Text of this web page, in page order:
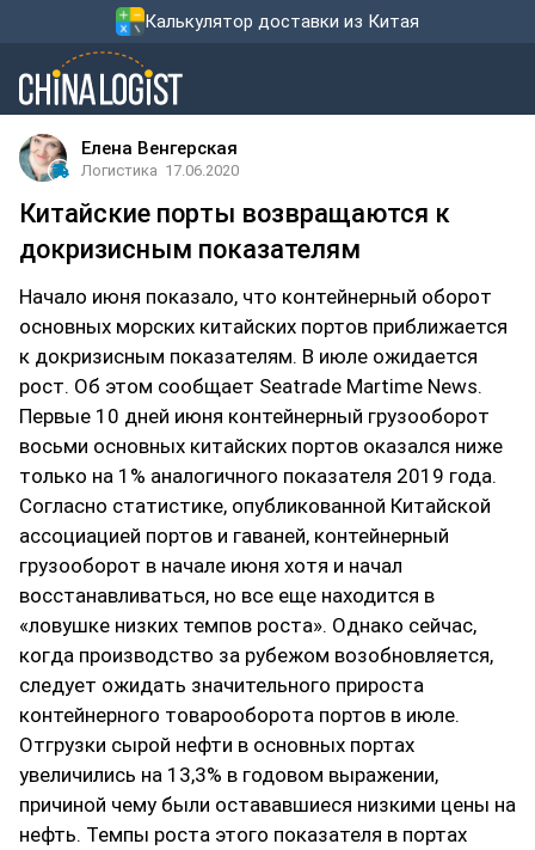
Калькулятор доставки из Китая
Елена Венгерская
Логистика 17.06.2020
Китайские порты возвращаются к
докризисным показателям
Начало июня показало, что контейнерный оборот
основных морских китайских портов приближается
к докризисным показателям. В июле ожидается
рост. Об этом сообщает Seatrade Martime News.
Первые 10 дней июня контейнерный грузооборот
восьми основных китайских портов оказался ниже
только на 1% аналогичного показателя 2019 года.
Согласно статистике, опубликованной Китайской
ассоциацией портов и гаваней, контейнерный
грузооборот в начале июня хотя и начал
восстанавливаться, но все еще находится в
«ловушке низких темпов роста». Однако сейчас,
когда производство за рубежом возобновляется,
следует ожидать значительного прироста
контейнерного товарооборота портов в июле.
Отгрузки сырой нефти в основных портах
увеличились на 13,3% в годовом выражении,
причиной чему были остававшиеся низкими цены на
нефть. Темпы роста этого показателя в портах